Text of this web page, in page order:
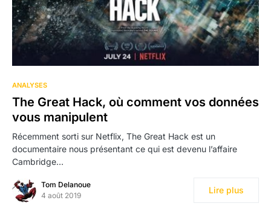
ANALYSES
The Great Hack, où comment vos données
vous manipulent
Récemment sorti sur Netflix, The Great Hack est un
documentaire nous présentant ce qui est devenu l’affaire
Cambridge…
Tom Delanoue
4 août 2019
Lire plus